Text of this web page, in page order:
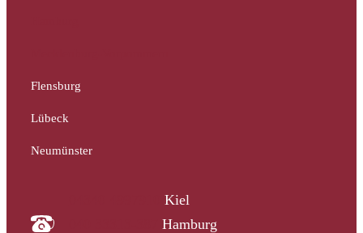
Flensburg
Lübeck
Neumünster
Kiel
Hamburg